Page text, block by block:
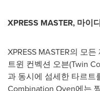
XPRESS MASTER, 마이
XPRESS MASTER의 모
트윈 컨벡션 오븐(Twin
과 동시에 섬세한 타르트
Combination Oven에는